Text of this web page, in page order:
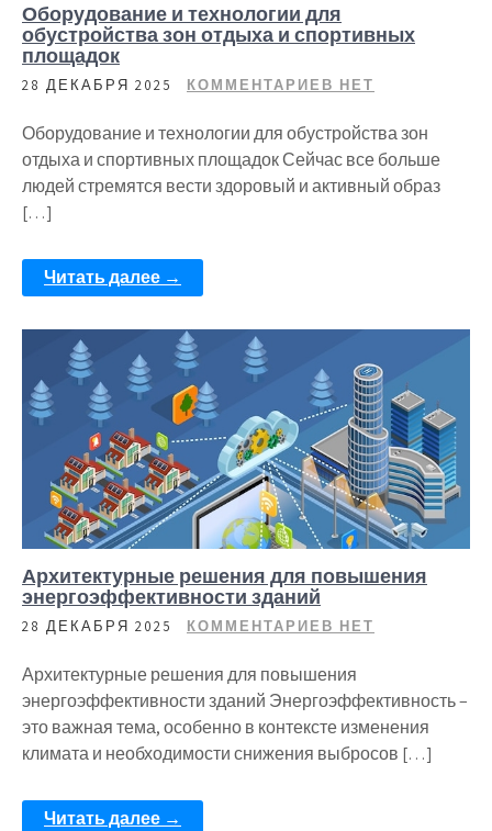
Оборудование и технологии для
обустройства зон отдыха и спортивных
площадок
28 ДЕКАБРЯ 2025 КОММЕНТАРИЕВ НЕТ
Оборудование и технологии для обустройства зон
отдыха и спортивных площадок Сейчас все больше
людей стремятся вести здоровый и активный образ
[…]
Читать далее →
Архитектурные решения для повышения
энергоэффективности зданий
28 ДЕКАБРЯ 2025 КОММЕНТАРИЕВ НЕТ
Архитектурные решения для повышения
энергоэффективности зданий Энергоэффективность –
это важная тема, особенно в контексте изменения
климата и необходимости снижения выбросов […]
Читать далее →